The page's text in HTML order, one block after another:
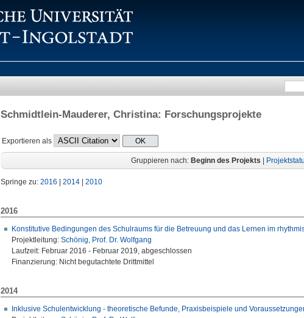
Schmidtlein-Mauderer, Christina: Forschungsprojekte
Exportieren als
Gruppieren nach: Beginn des Projekts
Springe zu: 2016 2014 2010
2016
Konstitutive Bedingungen des Schulraums für die Betreuung und das Lernen im
Projektleitung: Schönig, Prof. Dr. Wolfgang
Laufzeit: Februar 2016 - Februar 2019, abgeschlossen
Finanzierung: Nicht begutachtete Drittmittel
2014
Inklusive Schulentwicklung - theoretische Befunde, Praxisbeispiele und